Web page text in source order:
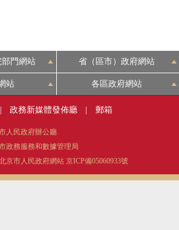
門網站 省（區市）政府網站
站 各區政府網站
政務新媒體發佈廳 郵箱
人民政府辦公廳
政務服務和數據管理局
京市人民政府網站 京ICP備05060933號